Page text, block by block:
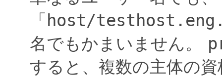
「host/
名でもかまいません。
すると、複数の主体の資